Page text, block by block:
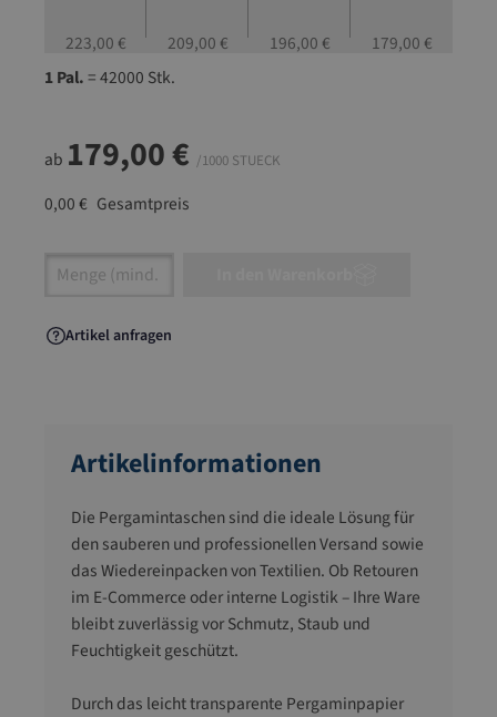
223,00 € 209,00 € 196,00 €
179,00 €
1 Pal.= 42000 Stk.
ab 179,00 € /1000 STUECK
0,00 € Gesamtpreis
Artikel Anzahl: Gib den gewünschten Wert
Artikel anfragen
Artikelinformationen
Die Pergamintaschen sind die ideale Lösung für
den sauberen und professionellen Versand sowie
das Wiedereinpacken von Textilien. Ob Retouren
im E-Commerce oder interne Logistik – Ihre Ware
bleibt zuverlässig vor Schmutz, Staub und
Feuchtigkeit geschützt.
Durch das leicht transparente Pergaminpapier